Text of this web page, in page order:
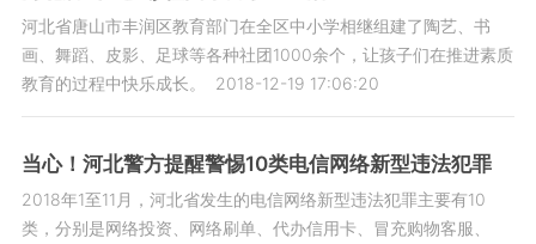
河北省唐山市丰润区教育部门在全区中小学相继组建了陶艺、书
画、舞蹈、皮影、足球等各种社团1000余个，让孩子们在推进素质
教育的过程中快乐成长。
2018-12-19 17:06:20
当心！河北警方提醒警惕10类电信网络新型违法犯罪
2018年1至11月，河北省发生的电信网络新型违法犯罪主要有10
类，分别是网络投资、网络刷单、代办信用卡、冒充购物客服、